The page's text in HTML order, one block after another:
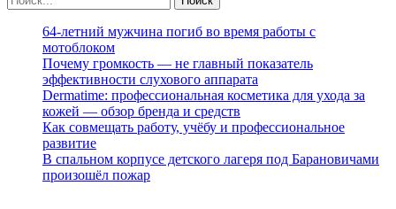
64-летний мужчина погиб во время работы с
мотоблоком
Почему громкость — не главный показатель
эффективности слухового аппарата
Dermatime: профессиональная косметика для ухода за
кожей — обзор бренда и средств
Как совмещать работу, учёбу и профессиональное
развитие
В спальном корпусе детского лагеря под Барановичами
произошёл пожар